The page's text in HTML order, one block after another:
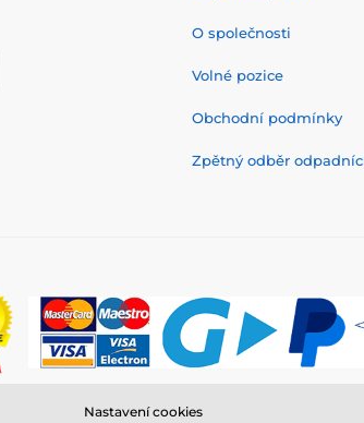
O společnosti
Volné pozice
Obchodní podmínky
Zpětný odběr
www.reedog.cz ⦁ E-shop vytvořila
Nastavení cookies